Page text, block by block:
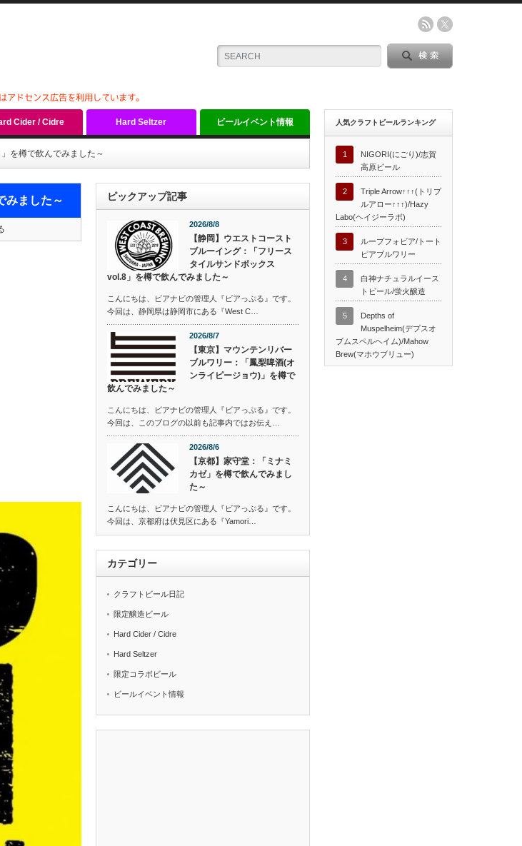
Cider / Cidre Hard Seltzer ビールイベント情報
を樽で飲んでみました～
みました～ ピックアップ記事
2026/8/8
【静岡】ウエストコースト
ブルーイング：「フリース
タイルサンドボックス
vol.8」を樽で飲んでみました～
こんにちは、ビアナビの管理人『ビアっぷる』です。
今回は、静岡県は静岡市にある『West C…
2026/8/7
【東京】マウンテンリバー
ブルワリー：「鳳梨啤酒(オ
ンライピージョウ)」を樽で
飲んでみました～
こんにちは、ビアナビの管理人『ビアっぷる』です。
今回は、このブログの以前も記事内ではお伝え…
2026/8/6
【京都】家守堂：「ミナミ
カゼ」を樽で飲んでみまし
た～
こんにちは、ビアナビの管理人『ビアっぷる』です。
今回は、京都府は伏見区にある『Yamori…
カテゴリー
クラフトビール日記
限定醸造ビール
Hard Cider / Cidre
Hard Seltzer
限定コラボビール
ビールイベント情報
人気クラフトビールランキング
1
NIGORI(にごり)/志賀
高原ビール
2
Triple Arrow↑↑↑(トリプ
ルアロー↑↑↑)/Hazy
Labo(ヘイジーラボ)
3
ループフォビア/トート
ピアブルワリー
4
白神ナチュラルイース
トビール/蛍火醸造
5
Depths of
Muspelheim(デプスオ
ブムスペルヘイム)/Mahow
Brew(マホウブリュー)